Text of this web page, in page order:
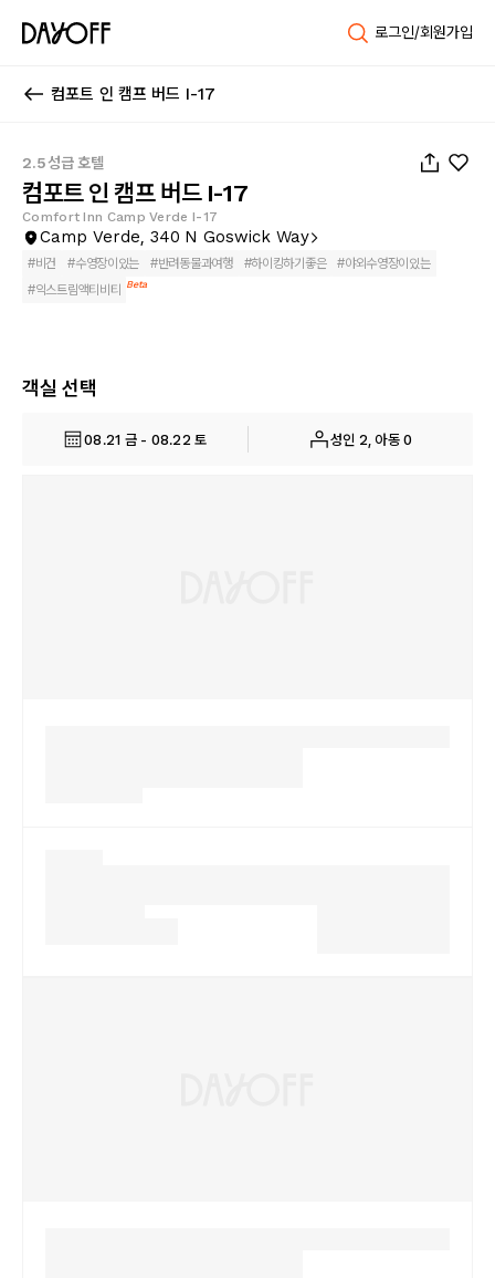
로그인/회원가입
컴포트 인 캠프 버드 I-17
2.5성급 호텔
컴포트 인 캠프 버드 I-17
Comfort Inn Camp Verde I-17
Camp Verde, 340 N Goswick Way
#비건 #수영장이있는 #반려동물과여행 #하이킹하기좋은 #야외수영장이있는
#익스트림액티비티 Beta
객실 선택
08.21 금 - 08.22 토 성인 2, 아동 0